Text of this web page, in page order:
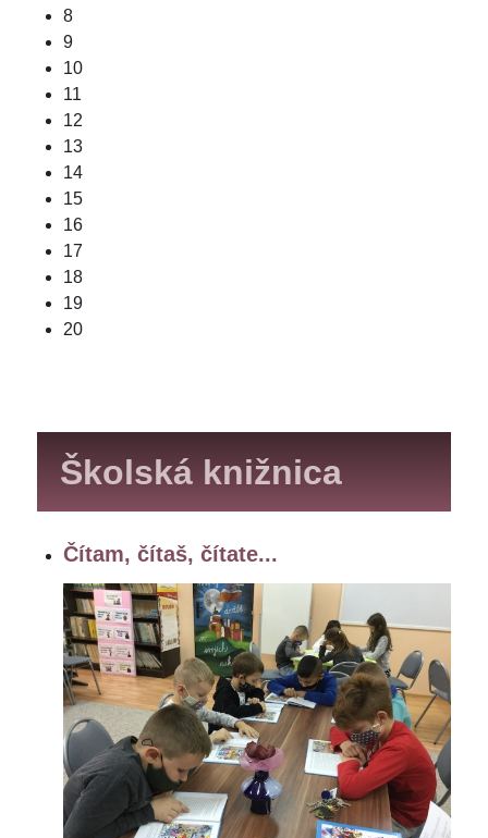
8
9
10
11
12
13
14
15
16
17
18
19
20
Školská knižnica
Čítam, čítaš, čítate...